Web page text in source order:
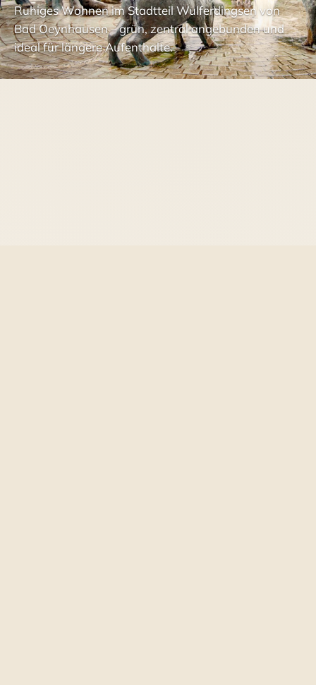
Ruhiges Wohnen im Stadtteil Wulferdingsen von
Bad Oeynhausen – grün, zentral angebunden und
ideal für längere Aufenthalte.